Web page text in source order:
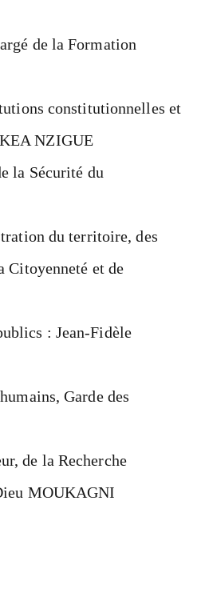
de la Formation
constitutionnelles et
NZIGUE
la Sécurité du
du territoire, des
Citoyenneté et de
: Jean-Fidèle
Garde des
de la Recherche
MOUKAGNI